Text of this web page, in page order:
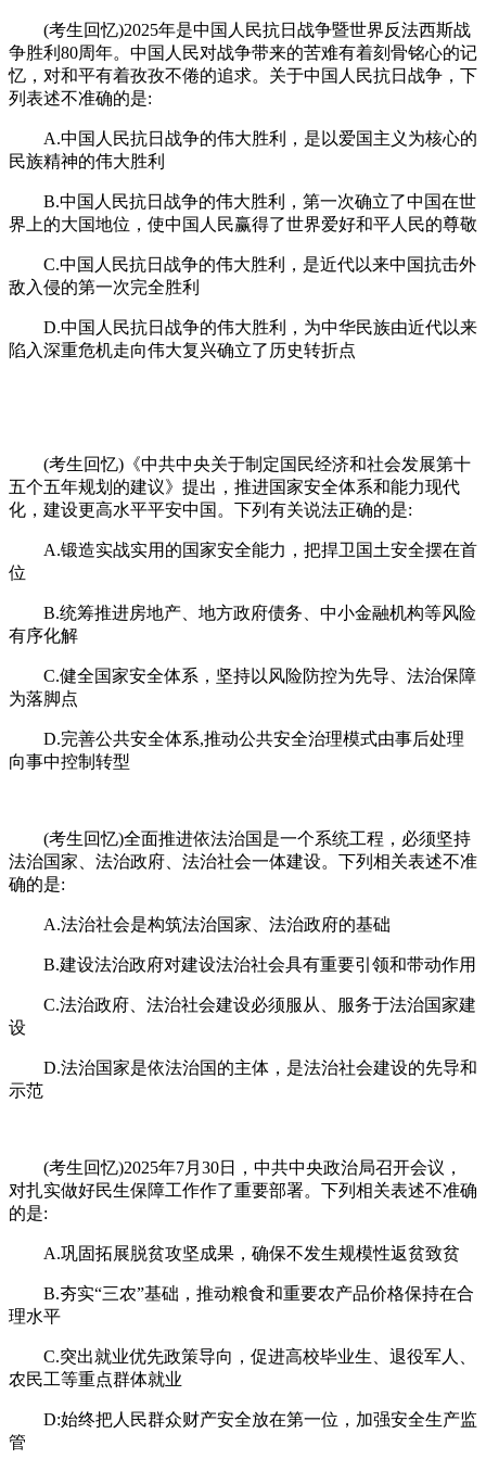
(考生回忆)2025年是中国人民抗日战争暨世界反法西斯战
争胜利80周年。中国人民对战争带来的苦难有着刻骨铭心的记
忆，对和平有着孜孜不倦的追求。关于中国人民抗日战争，下
列表述不准确的是:
A.中国人民抗日战争的伟大胜利，是以爱国主义为核心的
民族精神的伟大胜利
B.中国人民抗日战争的伟大胜利，第一次确立了中国在世
界上的大国地位，使中国人民赢得了世界爱好和平人民的尊敬
C.中国人民抗日战争的伟大胜利，是近代以来中国抗击外
敌入侵的第一次完全胜利
D.中国人民抗日战争的伟大胜利，为中华民族由近代以来
陷入深重危机走向伟大复兴确立了历史转折点
(考生回忆)《中共中央关于制定国民经济和社会发展第十
五个五年规划的建议》提出，推进国家安全体系和能力现代
化，建设更高水平平安中国。下列有关说法正确的是:
A.锻造实战实用的国家安全能力，把捍卫国土安全摆在首
位
B.统筹推进房地产、地方政府债务、中小金融机构等风险
有序化解
C.健全国家安全体系，坚持以风险防控为先导、法治保障
为落脚点
D.完善公共安全体系,推动公共安全治理模式由事后处理
向事中控制转型
(考生回忆)全面推进依法治国是一个系统工程，必须坚持
法治国家、法治政府、法治社会一体建设。下列相关表述不准
确的是:
A.法治社会是构筑法治国家、法治政府的基础
B.建设法治政府对建设法治社会具有重要引领和带动作用
C.法治政府、法治社会建设必须服从、服务于法治国家建
设
D.法治国家是依法治国的主体，是法治社会建设的先导和
示范
(考生回忆)2025年7月30日，中共中央政治局召开会议，
对扎实做好民生保障工作作了重要部署。下列相关表述不准确
的是:
A.巩固拓展脱贫攻坚成果，确保不发生规模性返贫致贫
B.夯实“三农”基础，推动粮食和重要农产品价格保持在合
理水平
C.突出就业优先政策导向，促进高校毕业生、退役军人、
农民工等重点群体就业
D:始终把人民群众财产安全放在第一位，加强安全生产监
管